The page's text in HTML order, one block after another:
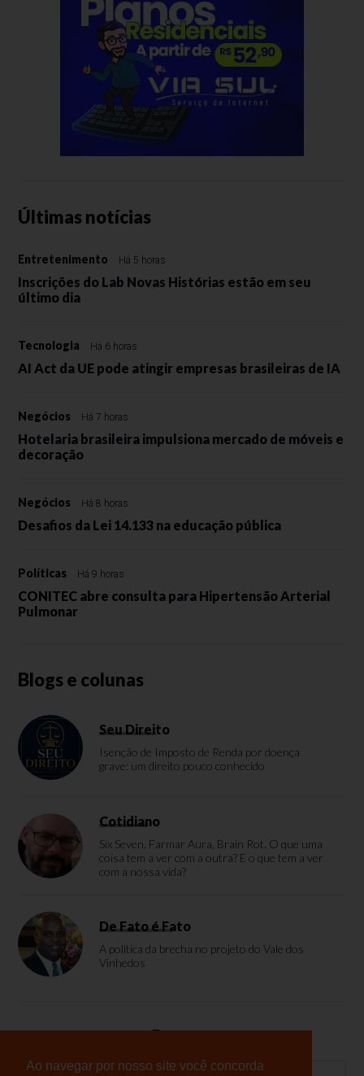
Ao navegar por nosso site você concorda
Últimas notícias
Entretenimento Há 5 horas
Inscrições do Lab Novas Histórias estão em seu
último dia
Tecnologia Há 6 horas
AI Act da UE pode atingir empresas brasileiras de IA
Negócios Há 7 horas
Hotelaria brasileira impulsiona mercado de móveis e
decoração
Negócios Há 8 horas
Desafios da Lei 14.133 na educação pública
Políticas Há 9 horas
CONITEC abre consulta para Hipertensão Arterial
Pulmonar
Blogs e colunas
Seu Direito
Isenção de Imposto de Renda por doença
grave: um direito pouco conhecido
Cotidiano
Six Seven, Farmar Aura, Brain Rot. O que uma
coisa tem a ver com a outra? E o que tem a ver
com a nossa vida?
De Fato é Fato
A política da brecha no projeto do Vale dos
Vinhedos
Enquete